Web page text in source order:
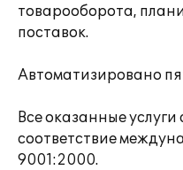
товарооборота,
поставок.
Автоматизировано
Все оказанные
соответствие
9001:2000.